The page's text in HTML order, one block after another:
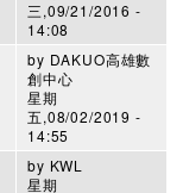
三,09/21/2016 -
14:08
by DAKUO高雄數
創中心
星期
五,08/02/2019 -
14:55
by KWL
星期